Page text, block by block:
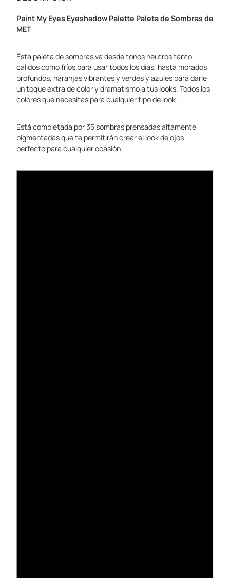
Paint My Eyes Eyeshadow Palette Paleta de Sombras de
MET
Esta paleta de sombras va desde tonos neutros tanto
cálidos como fríos para usar todos los días, hasta morados
profundos, naranjas vibrantes y verdes y azules para darle
un toque extra de color y dramatismo a tus looks. Todos los
colores que necesitas para cualquier tipo de look.
Está completada por 35 sombras prensadas altamente
pigmentadas que te permitirán crear el look de ojos
perfecto para cualquier ocasión.